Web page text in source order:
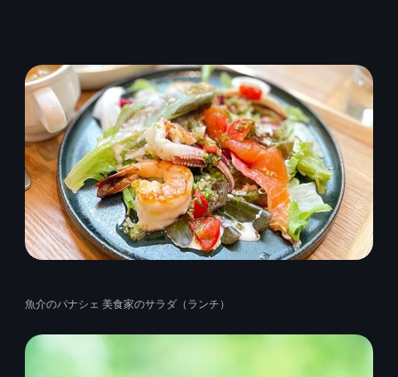
魚介のパナシェ 美食家のサラダ（ランチ）